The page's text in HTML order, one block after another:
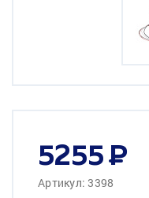
5255
Артикул: 3398